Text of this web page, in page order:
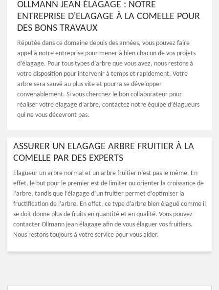
OLLMANN JEAN ÉLAGAGE : NOTRE
ENTREPRISE D'ELAGAGE À LA COMELLE POUR
DES BONS TRAVAUX
Réputée dans ce domaine depuis des années, vous pouvez faire
appel à notre entreprise pour mener à bien chacun de vos projets
d’élagage. Pour tous types d’arbre que vous avez, nous restons à
votre disposition pour intervenir à temps et rapidement. Votre
arbre sera sauvé au plus vite et pourra se développer
convenablement. Si vous cherchez le bon collaborateur pour
réaliser votre élagage d’arbre, contactez notre équipe d’élagueurs
qui ne vous décevront pas.
ASSURER UN ELAGAGE ARBRE FRUITIER À LA
COMELLE PAR DES EXPERTS
Elagueur un arbre normal et un arbre fruitier n’est pas le même. En
effet, le but pour le premier est de limiter ou orienter la croissance de
l’arbre, tandis que l’élagage d’un fruitier permet d’optimiser la
fructification de l’arbre. En effet, ce type d’arbre bien élagué comme il
se doit donne plus de fruits en quantité et en qualité. Vous pouvez
contacter Ollmann jean élagage afin de vous élaguer vos fruitiers.
Nous restons toujours à votre service pour vous aider.